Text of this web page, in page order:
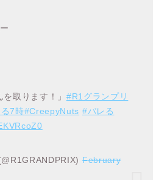
を取ります！」 #R1グランプリ
7時#CreepyNuts #バレる
February